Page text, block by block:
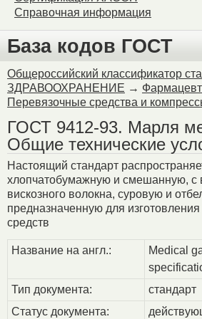
Справочная информация
База кодов ГОСТ
Общероссийский классификатор
ЗДРАВООХРАНЕНИЕ →
Перевязочные средства и
ГОСТ 9412-93. Марля
Общие технические
Настоящий стандарт
хлопчатобумажную и смешанную, с
вискозного волокна, суровую и
предназначенную для
средств
Название на англ.:
Medical
Тип документа:
стандарт
Статус документа: